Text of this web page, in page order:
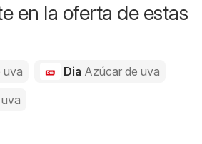
en la oferta de estas
uva Dia Azúcar de uva